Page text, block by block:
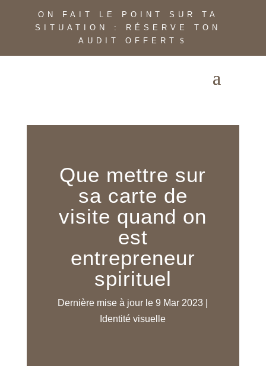
ON FAIT LE POINT SUR TA
SITUATION : RÉSERVE TON
AUDIT OFFERT
Que mettre sur
sa carte de
visite quand on
est
entrepreneur
spirituel
Dernière mise à jour le 9 Mar 2023
Identité visuelle